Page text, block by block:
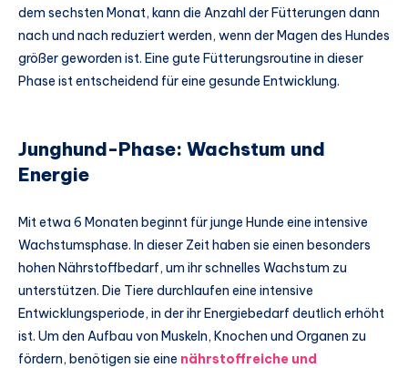
dem sechsten Monat, kann die Anzahl der Fütterungen dann
nach und nach reduziert werden, wenn der Magen des Hundes
größer geworden ist. Eine gute Fütterungsroutine in dieser
Phase ist entscheidend für eine gesunde Entwicklung.
Junghund-Phase: Wachstum und
Energie
Mit etwa 6 Monaten beginnt für junge Hunde eine intensive
Wachstumsphase. In dieser Zeit haben sie einen besonders
hohen Nährstoffbedarf, um ihr schnelles Wachstum zu
unterstützen. Die Tiere durchlaufen eine intensive
Entwicklungsperiode, in der ihr Energiebedarf deutlich erhöht
ist. Um den Aufbau von Muskeln, Knochen und Organen zu
fördern, benötigen sie eine nährstoffreiche und